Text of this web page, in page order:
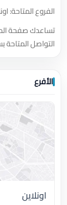
الفروع المتاحة:
تساعدك صفحة
التواصل
الأفرع
اونلاين